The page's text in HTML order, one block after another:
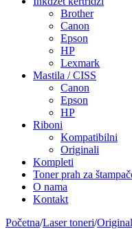
Brother
Canon
Epson
HP
Lexmark
Mastila / CISS
Canon
Epson
HP
Riboni
Kompatibilni
Originali
Kompleti
Toner prah za
O nama
Kontakt
Početna/Laser toneri/